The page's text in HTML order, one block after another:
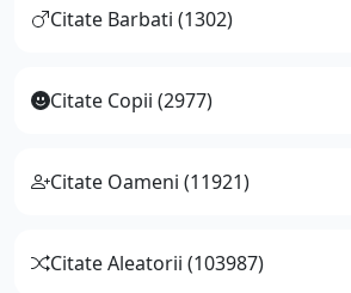
Citate Barbati (1302)
Citate Copii (2977)
Citate Oameni (11921)
Citate Aleatorii (103987)